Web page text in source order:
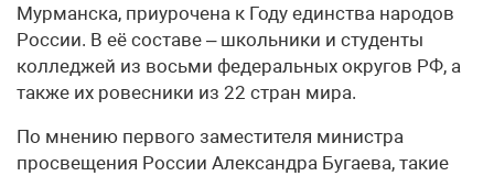
Мурманска, приурочена к Году единства народов
России. В её составе – школьники и студенты
колледжей из восьми федеральных округов РФ, а
также их ровесники из 22 стран мира.
По мнению первого заместителя министра
просвещения России Александра Бугаева, такие